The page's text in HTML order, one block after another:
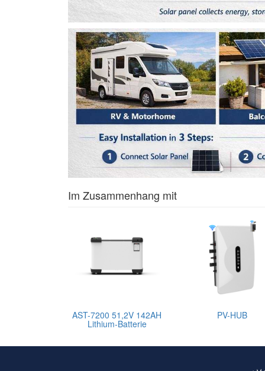
Im Zusammenhang mit
AST-7200 51,2V 142AH
Lithium-Batterie
PV-HUB